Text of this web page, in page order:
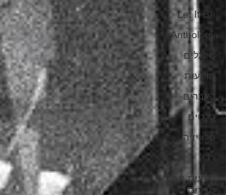
Let It Be
Anthology
סינגלים
הופעות
קאברים
סרטים
טלוויזיה
רדיו
קטעים מתוך
ספרים